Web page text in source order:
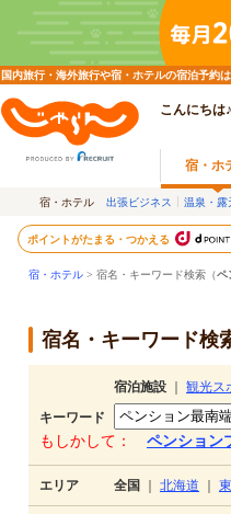
国内旅行・海外旅行や宿・ホテルの宿泊予
こんにちは
宿・ホ
宿・ホテル 出張ビジネス 温泉・露
ポイントがたまる・つかえる
宿・ホテル > 宿名・キーワード検索（ペ
宿名・キーワード検
宿泊施設 観光ス
キーワード
もしかして： ペンション
エリア 全国 北海道